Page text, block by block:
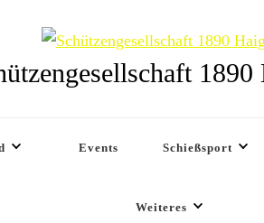
1890
Events Schießsport
Weiteres